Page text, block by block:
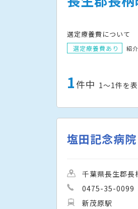
選定療養費について
選定療養費あり
紹
1件中 1〜1件を
塩田記念病院
千葉県長生郡
0475-35-0099
新茂原駅